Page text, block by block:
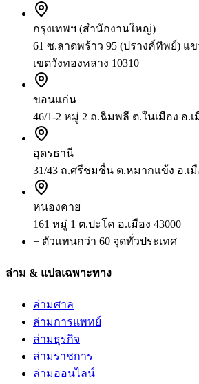
กรุงเทพฯ (สำนักงานใหญ่)
61 ซ.ลาดพร้าว 95 (ปรางค์ทิพย์) แ
เขตวังทองหลาง 10310
ขอนแก่น
46/1-2 หมู่ 2 ถ.ฉิมพลี ต.ในเมือง อ.เ
อุดรธานี
31/43 ถ.ศรีชมชื่น ต.หมากแข้ง อ.เมื
หนองคาย
161 หมู่ 1 ต.ปะโค อ.เมือง 43000
+ ตัวแทนกว่า 60 จุดทั่วประเทศ
ล่าม & แปลเฉพาะทาง
ล่ามศาล
ล่ามการแพทย์
ล่ามธุรกิจ
ล่ามราชการ
ล่ามออนไลน์